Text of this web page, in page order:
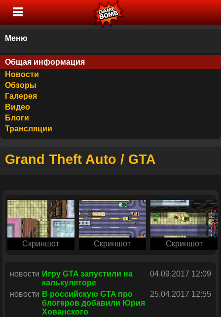
Меню
Общая информация
Новости
Обзоры
Галерея
Видео
Блоги
Трансляции
Grand Theft Auto / GTA
Скриншот Скриншот Скриншот
новости Игру GTA запустили на
калькуляторе
04.09.2017 12:09
новости В российскую GTA про
блогеров добавили Юрия
Хованского
25.04.2017 12:55